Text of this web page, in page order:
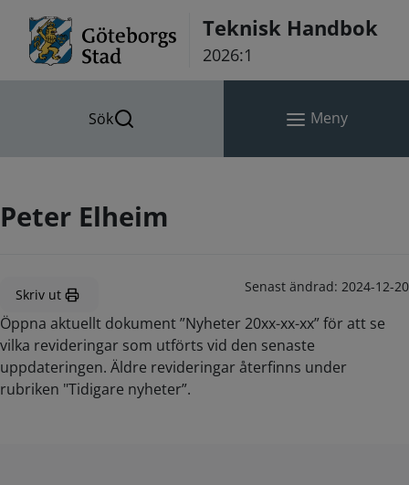
Teknisk Handbok
2026:1
Sök Meny
Peter Elheim
Skriv ut Senast ändrad: 2024-12-20
Öppna aktuellt dokument ”Nyheter 20xx-xx-xx” för att se
vilka revideringar som utförts vid den senaste
uppdateringen. Äldre revideringar återfinns under
rubriken "Tidigare nyheter”.